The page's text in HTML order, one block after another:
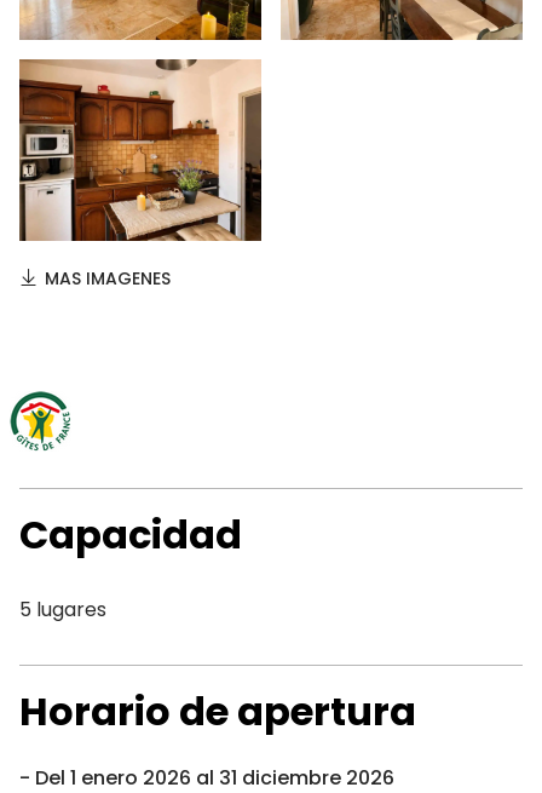
MAS IMAGENES
Capacidad
5 lugares
Horario de apertura
Del 1 enero 2026 al 31 diciembre 2026